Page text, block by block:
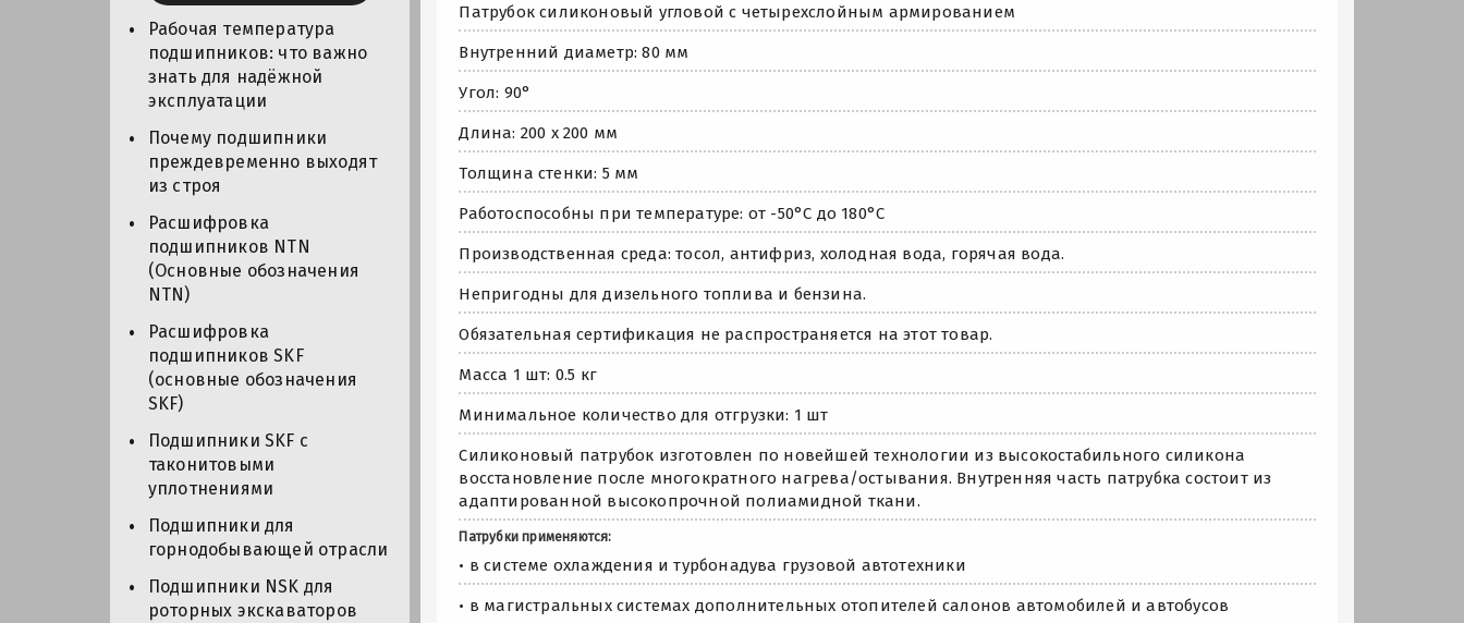
Рабочая температура
подшипников: что важно
знать для надёжной
эксплуатации
Почему подшипники
преждевременно выходят
из строя
Расшифровка
подшипников NTN
(Основные обозначения
NTN)
Расшифровка
подшипников SKF
(основные обозначения
SKF)
Подшипники SKF с
таконитовыми
уплотнениями
Подшипники для
горнодобывающей отрасли
Подшипники NSK для
роторных экскаваторов
Патрубок силиконовый угловой с четырехслойным армированием
Внутренний диаметр: 80 мм
Угол: 90°
Длина: 200 х 200 мм
Толщина стенки: 5 мм
Работоспособны при температуре: от -50°С до 180°С
Производственная среда: тосол, антифриз, холодная вода, горячая вода.
Непригодны для дизельного топлива и бензина.
Обязательная сертификация не распространяется на этот товар.
Масса 1 шт: 0.5 кг
Минимальное количество для отгрузки: 1 шт
Силиконовый патрубок изготовлен по новейшей технологии из высокостабильного силикона
восстановление после многократного нагрева/остывания. Внутренняя часть патрубка состоит из
адаптированной высокопрочной полиамидной ткани.
Патрубки применяются:
• в системе охлаждения и турбонадува грузовой автотехники
• в магистральных системах дополнительных отопителей салонов автомобилей и автобусов